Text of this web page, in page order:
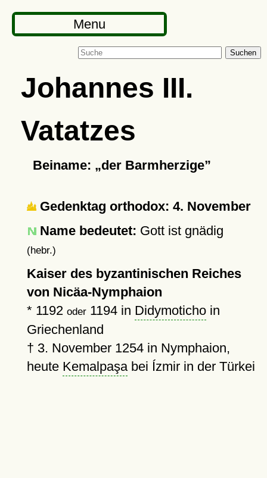
Menu
Suchen
Johannes III.
Vatatzes
Beiname: der Barmherzige
Gedenktag orthodox: 4. November
Name bedeutet: Gott ist gnädig
(hebr.)
Kaiser des byzantinischen Reiches
von Nicäa-Nymphaion
* 1192 oder 1194in Didymotichoin
Griechenland
† 3. November 1254in Nymphaion,
heute Kemalpaşabei Ízmir in der Türkei